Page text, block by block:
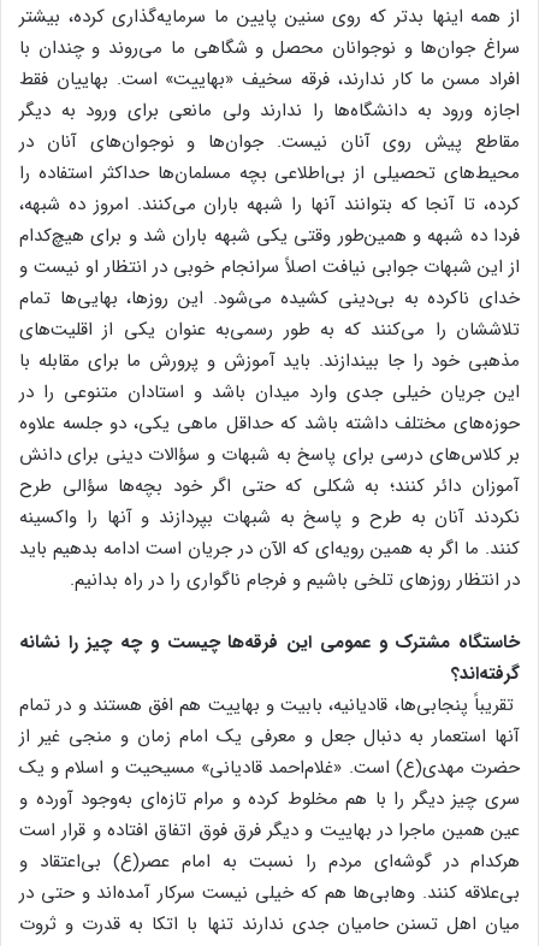
از همه اینها بدتر که روی سنین پایین ما سرمایه‌گذاری کرده، بیشتر
سراغ جوان‌ها و نوجوانان محصل و شگاهی ما می‌روند و چندان با
افراد مسن ما کار ندارند، فرقه سخیف «بهاییت» است. بهاییان فقط
اجازه ورود به دانشگاه‌ها را ندارند ولی مانعی برای ورود به دیگر
مقاطع پیش روی آنان نیست. جوان‌ها و نوجوان‌های آنان در
محیط‌های تحصیلی از بی‌اطلاعی بچه مسلمان‌ها حداکثر استفاده را
کرده، تا آنجا که بتوانند آنها را شبهه باران می‌کنند. امروز ده شبهه،
فردا ده شبهه و همین‌طور وقتی یکی شبهه باران شد و برای هیچ‌کدام
از این شبهات جوابی نیافت اصلاً سرانجام خوبی در انتظار او نیست و
خدای ناکرده به بی‌دینی کشیده می‌شود. این روزها، بهایی‌ها تمام
تلاششان را می‌کنند که به طور رسمی‌به عنوان یکی از اقلیت‌های
مذهبی خود را جا بیندازند. باید آموزش و پرورش ما برای مقابله با
این جریان خیلی جدی وارد میدان باشد و استادان متنوعی را در
حوزه‌های مختلف داشته باشد که حداقل ماهی یکی، دو جلسه علاوه
بر کلاس‌های درسی برای پاسخ به شبهات و سؤالات دینی برای دانش
آموزان دائر کنند؛ به شکلی که حتی اگر خود بچه‌ها سؤالی طرح
نکردند آنان به طرح و پاسخ به شبهات بپردازند و آنها را واکسینه
کنند. ما اگر به همین رویه‌ای که الآن در جریان است ادامه بدهیم باید
در انتظار روزهای تلخی باشیم و فرجام ناگواری را در راه بدانیم.
خاستگاه مشترک و عمومی این فرقه‌ها چیست و چه چیز را نشانه
گرفته‌اند؟
تقریباً پنجابی‌ها، قادیانیه، بابیت و بهاییت هم افق هستند و در تمام
آنها استعمار به دنبال جعل و معرفی یک امام زمان و منجی غیر از
حضرت مهدی(ع) است. «غلام‌احمد قادیانی» مسیحیت و اسلام و یک
سری چیز دیگر را با هم مخلوط کرده و مرام تازه‌ای به‌وجود آورده و
عین همین ماجرا در بهاییت و دیگر فرق فوق اتفاق افتاده و قرار است
هرکدام در گوشه‌ای مردم را نسبت به امام عصر(ع) بی‌اعتقاد و
بی‌علاقه کنند. وهابی‌ها هم که خیلی نیست سرکار آمده‌اند و حتی در
میان اهل تسنن حامیان جدی ندارند تنها با اتکا به قدرت و ثروت